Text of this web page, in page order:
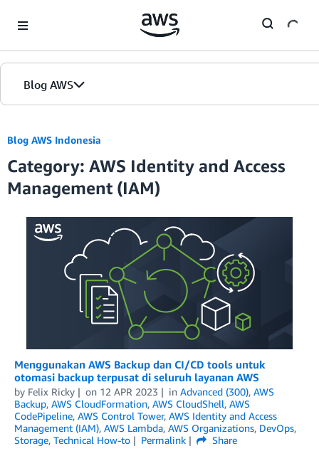
Blog AWS
Beranda
Edisi
Blog AWS Indonesia
Category: AWS Identity and Access
Management (IAM)
Menggunakan AWS Backup dan CI/CD tools untuk
otomasi backup terpusat di seluruh layanan AWS
by Felix Ricky on 12 APR 2023 in Advanced (300), AWS
Backup, AWS CloudFormation, AWS CloudShell, AWS
CodePipeline, AWS Control Tower, AWS Identity and Access
Management (IAM), AWS Lambda, AWS Organizations, DevOps,
Storage, Technical How-to Permalink
Share